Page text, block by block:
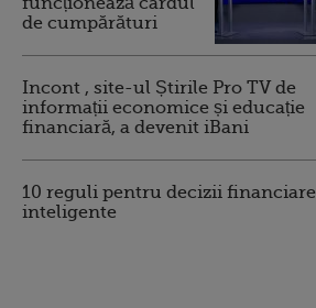
de cumpărături
Incont , site-ul Știrile Pro TV de
informații economice și educație
financiară, a devenit iBani
10 reguli pentru decizii financiare
inteligente